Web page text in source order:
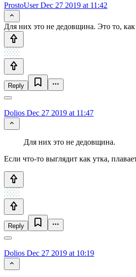
ProstoUserDec 27 2019 at 11:42
Для них это не дедовщина. Это то,
Reply
Dolios Dec 27 2019 at 11:47
Для них это не дедовщина.
Если что-то выглядит как утка,
Reply
Dolios Dec 27 2019 at 10:19